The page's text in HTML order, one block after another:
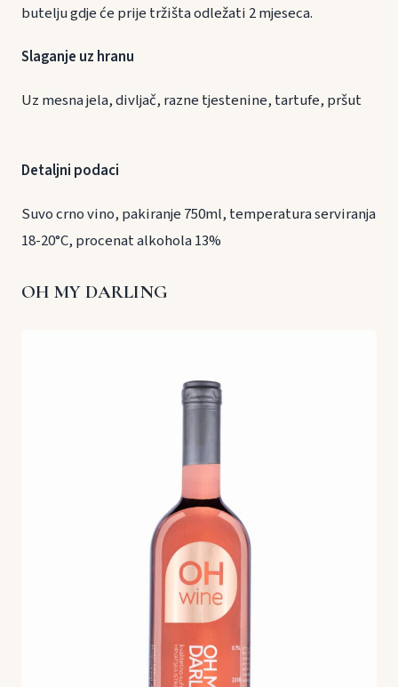
butelju gdje će prije tržišta odležati 2 mjeseca.
Slaganje uz hranu
Uz mesna jela, divljač, razne tjestenine, tartufe, pršut
Detaljni podaci
Suvo crno vino, pakiranje 750ml, temperatura serviranja
18-20°C, procenat alkohola 13%
OH MY DARLING